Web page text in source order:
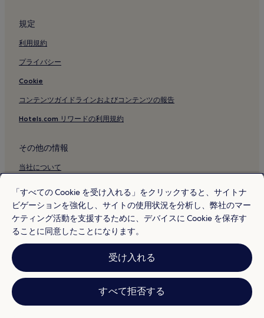
規定
利用規約
プライバシー
Cookie
コンテンツガイドラインおよびコンテンツの報告
Hotels.com リワードの利用規約
その他の情報
当社について
旅行ガイド
Hotels.com リワード
* 一部のホテルは、チェックイン日の 24 時間以上前までにキャンセルす
ることを条件としています。詳細はウェブサイトでご覧ください。
© 2026 Hotels.com, L.P., an Expedia Group company. All rights reserved.
Hotels.com および Hotels.com のロゴは、Hotels.com, L.P. の商標または
「すべての Cookie を受け入れる」をクリックすると、サイトナ
ビゲーションを強化し、サイトの使用状況を分析し、弊社のマー
ケティング活動を支援するために、デバイスに Cookie を保存す
ることに同意したことになります。
受け入れる
すべて拒否する